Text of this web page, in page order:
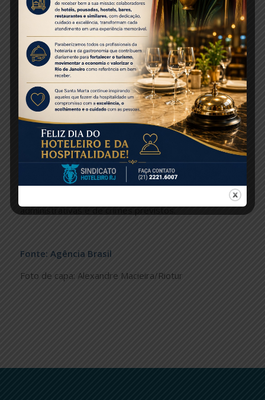
Organizações religiosas podem funcionar com
distância de 1 metro entre as pessoas e a manutenção
de álcool em gel 70%. Deve também ser observada a
obrigatoriedade do uso de máscara pelos
frequentadores e por integrantes de igrejas e
templos. As missas presenciais no município do Rio
voltaram no sábado passado (4), com o limite de 30%
da capacidade e medidas de prevenção como
distanciamento dos fiéis, disponibilidade de álcool em
gel, higienização dos templos e uso de máscara pelos
frequentadores.
Conforme o decreto, se houver descumprimento das
medidas previstas, as forças de segurança pública
administrativas e de crimes previstos.
Fonte: Agência Brasil
Foto de capa: Alexandre Macieira/Riotur